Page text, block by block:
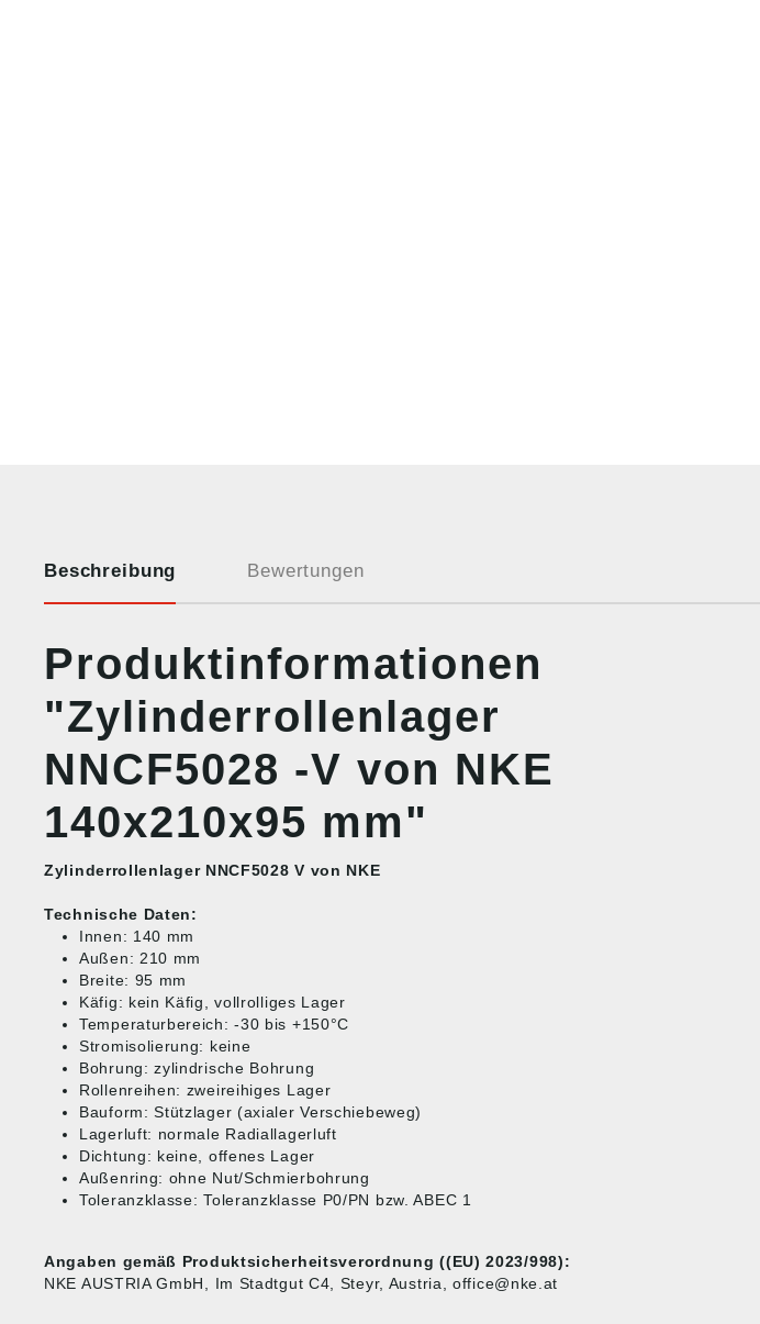
Beschreibung Bewertungen
Produktinformationen
"Zylinderrollenlager
NNCF5028 -V von NKE
140x210x95 mm"
Zylinderrollenlager NNCF5028 V von NKE
Technische Daten:
Innen: 140 mm
Außen: 210 mm
Breite: 95 mm
Käfig: kein Käfig, vollrolliges Lager
Temperaturbereich: -30 bis +150°C
Stromisolierung: keine
Bohrung: zylindrische Bohrung
Rollenreihen: zweireihiges Lager
Bauform: Stützlager (axialer Verschiebeweg)
Lagerluft: normale Radiallagerluft
Dichtung: keine, offenes Lager
Außenring: ohne Nut/Schmierbohrung
Toleranzklasse: Toleranzklasse P0/PN bzw. ABEC 1
Angaben gemäß Produktsicherheitsverordnung ((EU) 2023/998):
NKE AUSTRIA GmbH, Im Stadtgut C4, Steyr, Austria, office@nke.at